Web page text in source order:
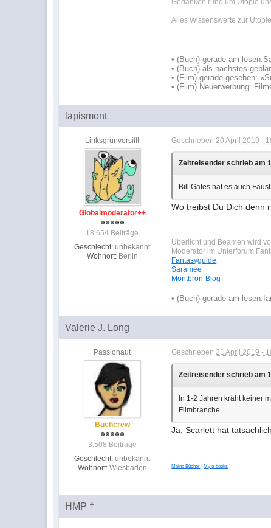
Gedanken rund um Utopie
Alles Wissenswerte zur
• (Buch) gerade am lesen:
• (Buch) als nächstes
• (Film) gerade gesehen:
• (Film) Neuerwerbung:
lapismont
Linksgrünversifft
Globalmoderator++
18.654 Beiträge
Geschlecht: unbekannt
Wohnort: Berlin
Geschrieben20 April 2019 -
Zeitreisender schrieb am
Bill Gates hat es auch
Wo treibst Du Dich denn
Überlicht und Beamen wird
Moderator im Unterforum
Fantasyguide
Saramee
Montbron-Blog
• (Buch) gerade am lesen:
Valerie J. Long
Passionaut
Buchcrew
3.508 Beiträge
Geschlecht: unbekannt
Wohnort: Wiesbaden
Geschrieben21 April 2019 -
Zeitreisender schrieb am
In 1-2 Jahren kräht keiner
Filmbranche.
Ja, Scarlett hat
Meine Bücher My e-books
HMP †